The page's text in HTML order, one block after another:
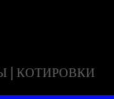
| КОТИРОВКИ